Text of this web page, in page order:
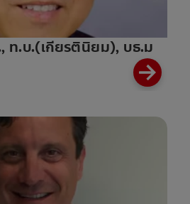
ท.บ.(เกียรตินิยม), บธ.ม